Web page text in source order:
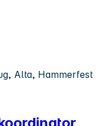
Alta, Hammerfest